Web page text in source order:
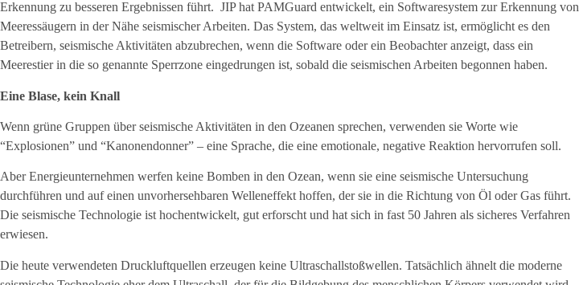
Erkennung zu besseren Ergebnissen führt. JIP hat PAMGuard entwickelt, ein Softwaresystem zur Erkennung von
Meeressäugern in der Nähe seismischer Arbeiten. Das System, das weltweit im Einsatz ist, ermöglicht es den
Betreibern, seismische Aktivitäten abzubrechen, wenn die Software oder ein Beobachter anzeigt, dass ein
Meerestier in die so genannte Sperrzone eingedrungen ist, sobald die seismischen Arbeiten begonnen haben.
Eine Blase, kein Knall
Wenn grüne Gruppen über seismische Aktivitäten in den Ozeanen sprechen, verwenden sie Worte wie
“Explosionen” und “Kanonendonner” – eine Sprache, die eine emotionale, negative Reaktion hervorrufen soll.
Aber Energieunternehmen werfen keine Bomben in den Ozean, wenn sie eine seismische Untersuchung
durchführen und auf einen unvorhersehbaren Welleneffekt hoffen, der sie in die Richtung von Öl oder Gas führt.
Die seismische Technologie ist hochentwickelt, gut erforscht und hat sich in fast 50 Jahren als sicheres Verfahren
erwiesen.
Die heute verwendeten Druckluftquellen erzeugen keine Ultraschallstoßwellen. Tatsächlich ähnelt die moderne